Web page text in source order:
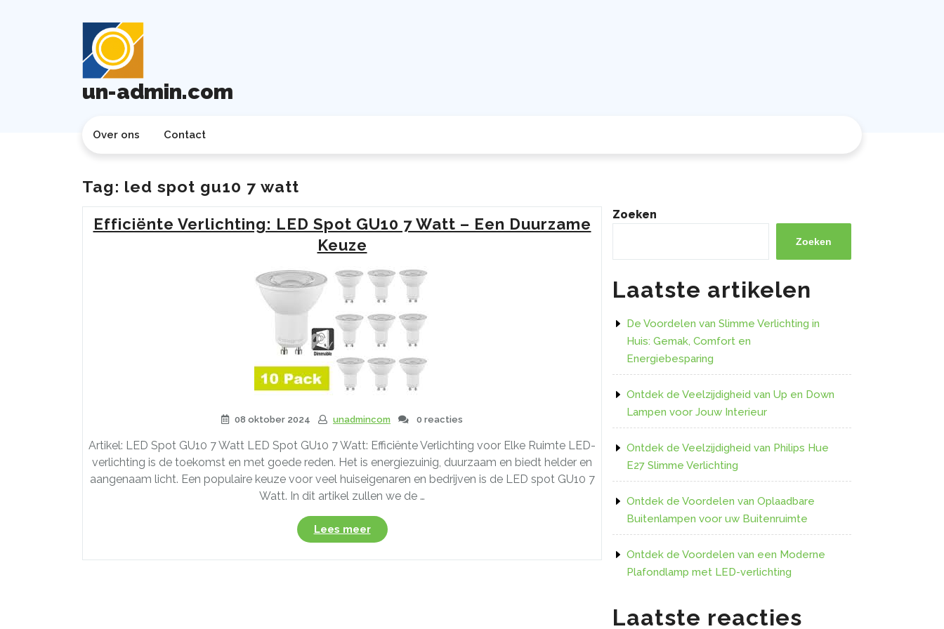
un-admin.com
Over ons Contact
Tag: led spot gu10 7 watt
Efficiënte Verlichting: LED Spot GU10 7 Watt – Een Duurzame
Keuze
08 oktober 2024 unadmincom 0 reacties
Artikel: LED Spot GU10 7 Watt LED Spot GU10 7 Watt: Efficiënte Verlichting voor Elke Ruimte LED-
verlichting is de toekomst en met goede reden. Het is energiezuinig, duurzaam en biedt helder en
aangenaam licht. Een populaire keuze voor veel huiseigenaren en bedrijven is de LED spot GU10 7
Watt. In dit artikel zullen we de …
Lees meer“Efficiënte
Verlichting:
LED
Zoeken
Zoeken
Laatste artikelen
De Voordelen van Slimme Verlichting in
Huis: Gemak, Comfort en
Energiebesparing
Ontdek de Veelzijdigheid van Up en Down
Lampen voor Jouw Interieur
Ontdek de Veelzijdigheid van Philips Hue
E27 Slimme Verlichting
Ontdek de Voordelen van Oplaadbare
Buitenlampen voor uw Buitenruimte
Ontdek de Voordelen van een Moderne
Plafondlamp met LED-verlichting
Laatste reacties